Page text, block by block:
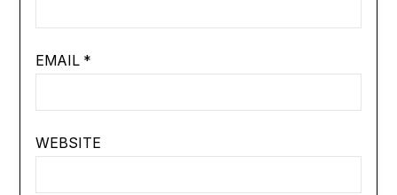
EMAIL *
WEBSITE